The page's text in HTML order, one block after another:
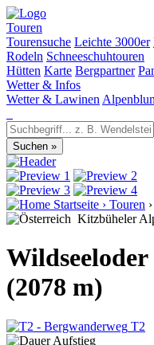
Touren
Tourensuche Leichte 3000er
Rodeln Schneeschuhtouren
Hütten Karte Bergpartner
Wetter & Infos
Wetter & Lawinen
Startseite › Touren ›
Kitzbüheler
Wildseeloder
(2078 m)
T2